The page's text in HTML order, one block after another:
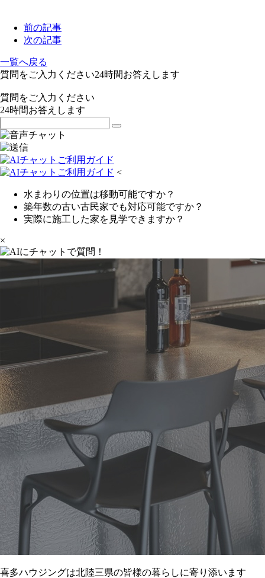
前の記事
次の記事
一覧へ戻る
質問をご入力ください24時間お答えします
質問をご入力ください
24時間お答えします
<
水まわりの位置は移動可能ですか？
築年数の古い古民家でも対応可能ですか？
実際に施工した家を見学できますか？
×
喜多ハウジングは北陸三県の皆様の暮らしに寄り添います